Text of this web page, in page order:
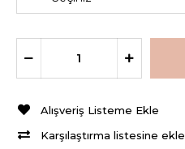
Alışveriş Listeme Ekle
Karşılaştırma listesine ekle